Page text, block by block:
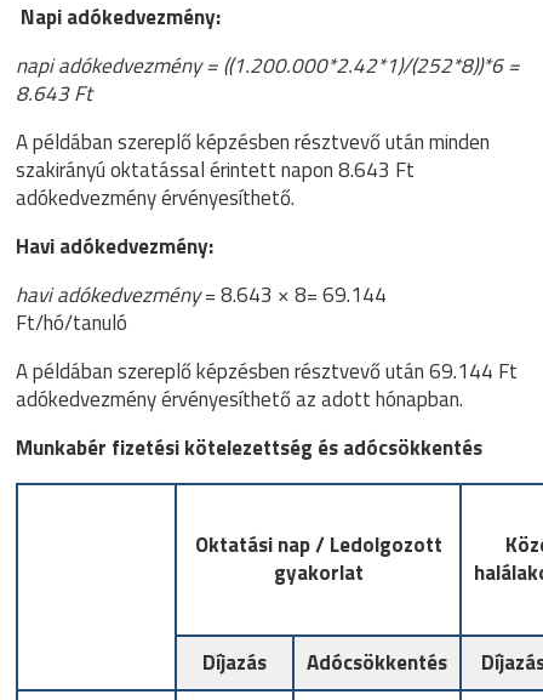
Napi adókedvezmény:
napi adókedvezmény = ((1.200.000*2.42*1)/(252*8))*6 =
8.643 Ft
A példában szereplő képzésben résztvevő után minden
szakirányú oktatással érintett napon 8.643 Ft
adókedvezmény érvényesíthető.
Havi adókedvezmény:
havi adókedvezmény= 8.643 × 8= 69.144
Ft/hó/tanuló
A példában szereplő képzésben résztvevő után 69.144 Ft
adókedvezmény érvényesíthető az adott hónapban.
Munkabér fizetési kötelezettség és adócsökkentés
Oktatási nap / Ledolgozott
gyakorlat
Díjazás Adócsökkentés